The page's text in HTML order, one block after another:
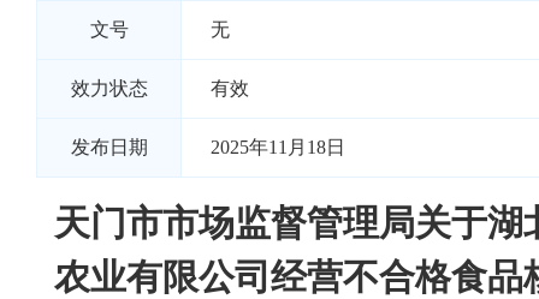
文号 无
效力状态 有效
发布日期 2025年11月18日
天门市市场监督管理局关于湖
农业有限公司经营不合格食品